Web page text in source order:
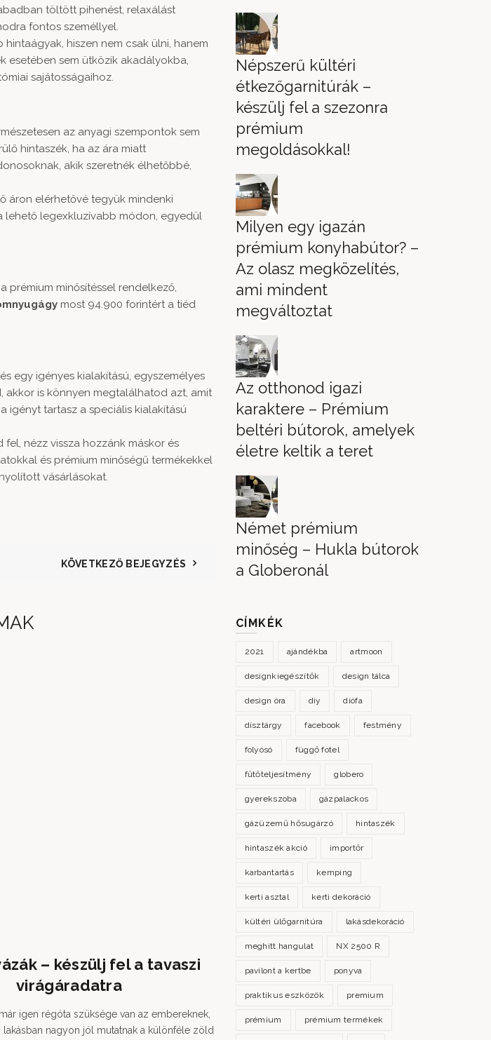
töltött pihenést, relaxálást
fontos személlyel.
hiszen nem csak ülni, hanem
esetében sem ütközik akadályokba,
sajátosságaihoz.
az anyagi szempontok sem
hintaszék, ha az ára miatt
akik szeretnék élhetőbbé,
áron elérhetővé tegyük mindenki
lehető legexkluzívabb módon, egyedül
minősítéssel rendelkező,
most 94.900 forintért a tiéd
egy igényes kialakítású, egyszemélyes
akkor is könnyen megtalálhatod azt, amit
igényt tartasz a speciális kialakítású
nézz vissza hozzánk máskor és
és prémium minőségű termékekkel
vásárlásokat.
KÖVETKEZŐ BEJEGYZÉS
– készülj fel a tavaszi
virágáradatra
igen régóta szüksége van az embereknek,
nagyon jól mutatnak a különféle zöld
24
Kerti hintaszék – munka és
Az elmúlt hónapokban lelassult körülöttünk az élet, s a
Népszerű kültéri
étkezőgarnitúrák –
készülj fel a szezonra
prémium
megoldásokkal!
Milyen egy igazán
prémium konyhabútor? –
Az olasz megközelítés,
ami mindent
megváltoztat
Az otthonod igazi
karaktere – Prémium
beltéri bútorok, amelyek
életre keltik a teret
Német prémium
minőség – Hukla bútorok
a Globeronál
CÍMKÉK
2021 ajándékba artmoon
designkiegészítők design tálca
design óra diy diófa
dísztárgy facebook festmény
folyósó függő fotel
fűtőteljesítmény globero
gyerekszoba gázpalackos
gázüzemű hősugárzó hintaszék
hintaszék akció importőr
karbantartás kemping
kerti asztal kerti dekoráció
kültéri ülőgarnitúra lakásdekoráció
meghitt hangulat NX 2500 R
pavilont a kertbe ponyva
praktikus eszközök premium
prémium prémium termékek